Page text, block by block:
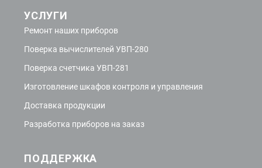
УСЛУГИ
Ремонт наших приборов
Поверка вычислителей УВП-280
Поверка счетчика УВП-281
Изготовление шкафов контроля и управления
Доставка продукции
Разработка приборов на заказ
ПОДДЕРЖКА